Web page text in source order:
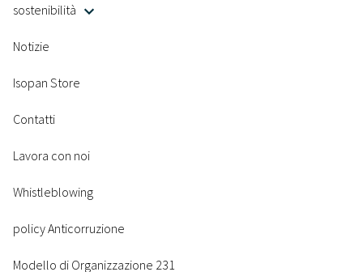
sostenibilità
Notizie
Isopan Store
Contatti
Lavora con noi
Whistleblowing
policy Anticorruzione
Modello di Organizzazione 231